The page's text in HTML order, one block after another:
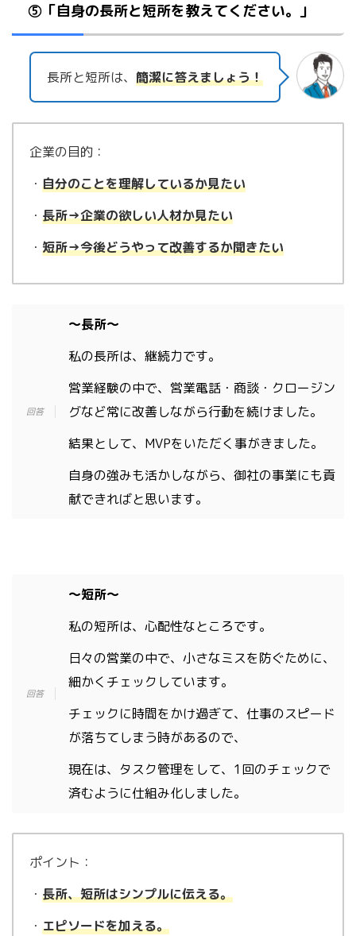
⑤「自身の長所と短所を教えてください。」
長所と短所は、 簡潔に答えましょう！
企業の目的：
・ 自分のことを理解しているか見たい
・ 長所→企業の欲しい人材か見たい
・ 短所→今後どうやって改善するか聞きたい
〜長所〜
私の長所は、継続力です。
営業経験の中で、営業電話・商談・クロージン
グなど常に改善しながら行動を続けました。
結果として、MVPをいただく事がきました。
自身の強みも活かしながら、御社の事業にも貢
献できればと思います。
〜短所〜
私の短所は、心配性なところです。
日々の営業の中で、小さなミスを防ぐために、
細かくチェックしています。
チェックに時間をかけ過ぎて、仕事のスピード
が落ちてしまう時があるので、
現在は、タスク管理をして、1回のチェックで
済むように仕組み化しました。
ポイント：
・ 長所、短所はシンプルに伝える。
・ エピソードを加える。